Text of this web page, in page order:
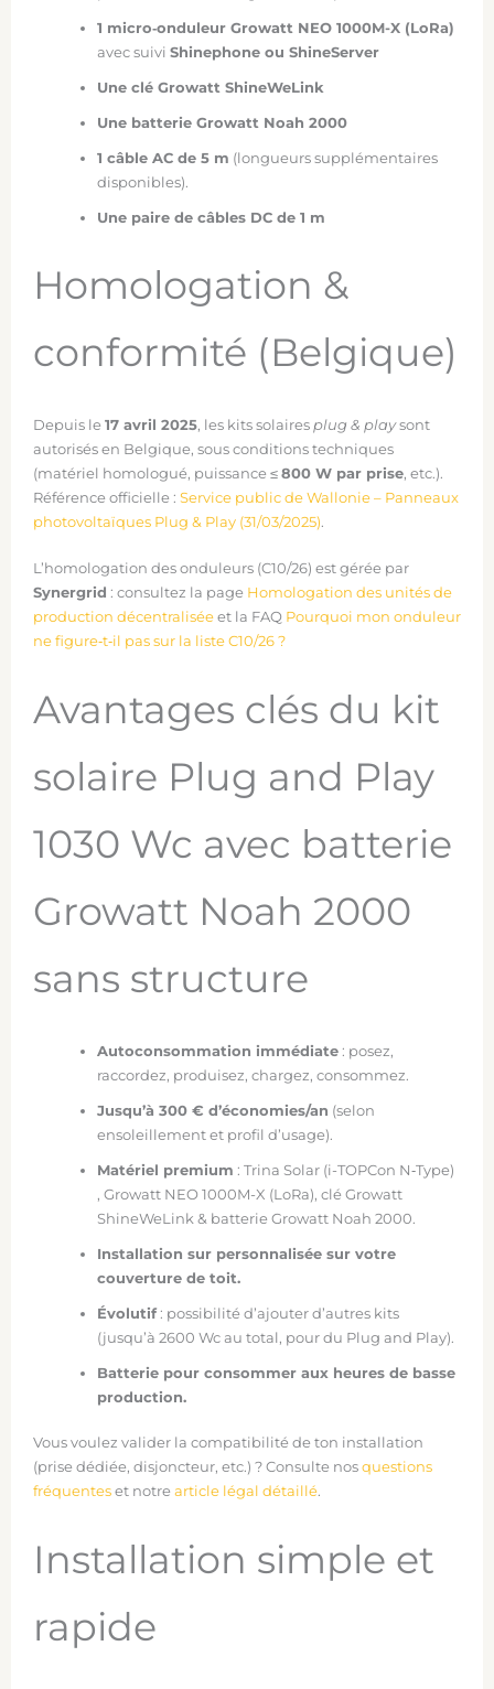
1 micro‑onduleur Growatt NEO 1000M-X (LoRa)
avec suiviShinephone ou ShineServer
Une clé Growatt ShineWeLink
Une batterie Growatt Noah 2000
1 câble AC de 5 m (longueurs supplémentaires
disponibles).
Une paire de câbles DC de 1 m
Homologation &
conformité (Belgique)
Depuis le 17 avril 2025, les kits solaires plug & playsont
autorisés en Belgique, sous conditions techniques
(matériel homologué, puissance ≤ 800 W par prise, etc.).
Référence officielle : Service public de Wallonie – Panneaux
photovoltaïques Plug & Play (31/03/2025).
L’homologation des onduleurs (C10/26) est gérée par
Synergrid : consultez la page Homologation des unités de
production décentralisée et la FAQ Pourquoi mon onduleur
ne figure‑t‑il pas sur la liste C10/26 ?
Avantages clés du kit
solaire Plug and Play
1030 Wc avec batterie
Growatt Noah 2000
sans structure
Autoconsommation immédiate : posez,
raccordez, produisez, chargez, consommez.
Jusqu’à 300 € d’économies/an (selon
ensoleillement et profil d’usage).
Matériel premium : Trina Solar (i-TOPCon N‑Type)
, Growatt NEO 1000M-X (LoRa), clé Growatt
ShineWeLink & batterie Growatt Noah 2000.
Installation sur personnalisée sur votre
couverture de toit.
Évolutif : possibilité d’ajouter d’autres kits
(jusqu’à 2600 Wc au total, pour du Plug and Play).
Batterie pour consommer aux heures de basse
production.
Vous voulez valider la compatibilité de ton installation
(prise dédiée, disjoncteur, etc.) ? Consulte nos questions
fréquentes et notre article légal détaillé.
Installation simple et
rapide